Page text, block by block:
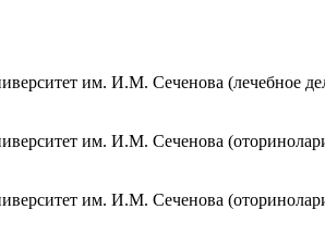
им. И.М. Сеченова (лечебное
им. И.М. Сеченова
им. И.М. Сеченова